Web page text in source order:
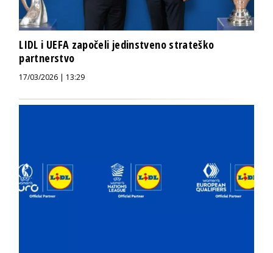
LIDL i UEFA započeli jedinstveno strateško
partnerstvo
17/03/2026 | 13:29